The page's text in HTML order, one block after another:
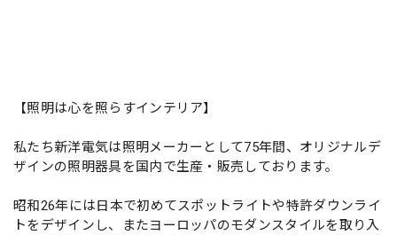
【照明は心を照らすインテリア】
私たち新洋電気は照明メーカーとして75年間、オリジナルデ
ザインの照明器具を国内で生産・販売しております。
昭和26年には日本で初めてスポットライトや特許ダウンライ
トをデザインし、またヨーロッパのモダンスタイルを取り入